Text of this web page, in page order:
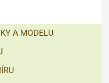
A MODELU